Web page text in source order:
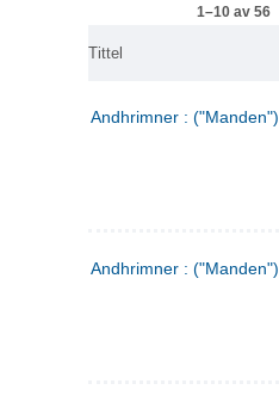
1–10 av 56
Tittel
Andhrimner : ("Manden")
Andhrimner : ("Manden")